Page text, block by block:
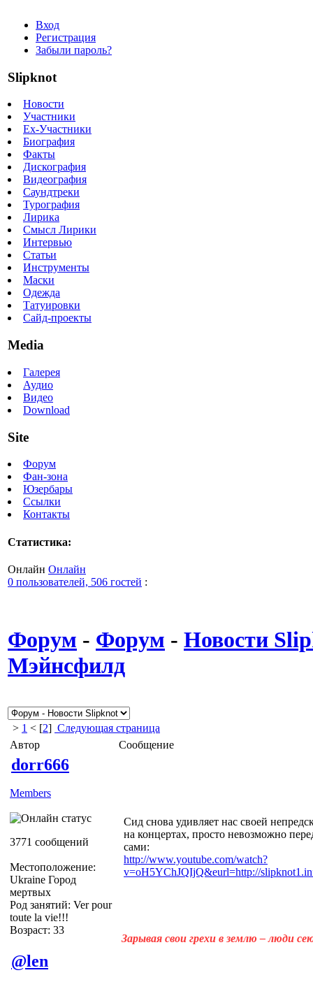
Вход
Регистрация
Забыли пароль?
Slipknot
Новости
Участники
Ex-Участники
Биография
Факты
Дискография
Видеография
Саундтреки
Турография
Лирика
Смысл Лирики
Интервью
Статьи
Инструменты
Маски
Одежда
Татуировки
Сайд-проекты
Media
Галерея
Аудио
Видео
Download
Site
Форум
Фан-зона
Юзербары
Ссылки
Контакты
Статистика:
Онлайн Онлайн
0 пользователей, 506 гостей :
Форум - Форум - Новости
Мэйнсфилд
> 1 < [2] Следующая страница
Автор
Сообщение
dorr666
Members
3771 сообщений
Местоположение:
Ukraine Город
мертвых
Род занятий: Ver pour
toute la vie!!!
Возраст: 33
Сид снова удивляет нас своей
на концертах, просто невозможно
сами:
http://www.youtube.com/watch?
v=oH5YChJQIjQ&eurl=http://
Зарывая свои грехи в землю – люди
@len